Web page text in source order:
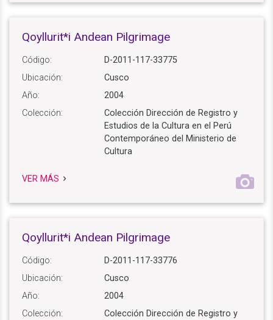
Qoyllurit*i Andean Pilgrimage
Código:
D-2011-117-33775
Ubicación:
Cusco
Año:
2004
Colección:
Colección Dirección de Registro y
Estudios de la Cultura en el Perú
Contemporáneo del Ministerio de
Cultura
VER MÁS
Qoyllurit*i Andean Pilgrimage
Código:
D-2011-117-33776
Ubicación:
Cusco
Año:
2004
Colección:
Colección Dirección de Registro y